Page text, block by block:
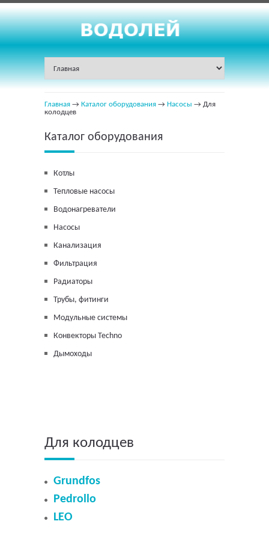
Главная → Каталог оборудования → Насосы → Для
колодцев
Каталог оборудования
Котлы
Тепловые насосы
Водонагреватели
Насосы
Канализация
Фильтрация
Радиаторы
Трубы, фитинги
Модульные системы
Конвекторы Techno
Дымоходы
Для колодцев
Grundfos
Pedrollo
LEO